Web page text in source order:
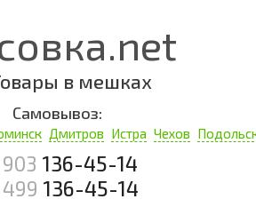
в мешках
Самовывоз:
Дмитров Истра Чехов
136-45-14
136-45-14